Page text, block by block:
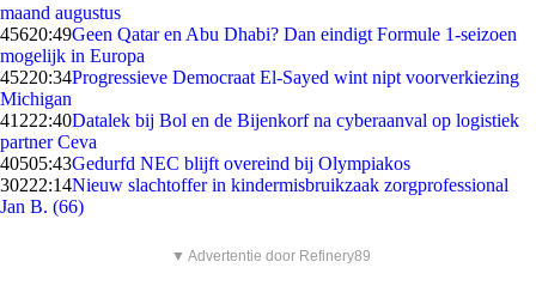
maand augustus
45620:49Geen Qatar en Abu Dhabi? Dan eindigt Formule 1-seizoen
mogelijk in Europa
45220:34Progressieve Democraat El-Sayed wint nipt voorverkiezing
Michigan
41222:40Datalek bij Bol en de Bijenkorf na cyberaanval op logistiek
partner Ceva
40505:43Gedurfd NEC blijft overeind bij Olympiakos
30222:14Nieuw slachtoffer in kindermisbruikzaak zorgprofessional
Jan B. (66)
▼ Advertentie door Refinery89